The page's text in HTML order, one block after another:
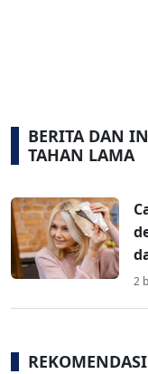
BERITA DAN
TAHAN LAMA
2
REKOMENDASI